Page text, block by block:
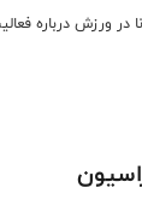
با کرونا در ورزش